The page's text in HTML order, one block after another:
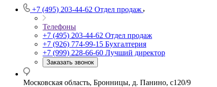
+7 (495) 203-44-62 Отдел продаж
Телефоны
+7 (495) 203-44-62 Отдел продаж
+7 (926) 774-99-15 Бухгалтерия
+7 (999) 228-66-60 Лучший директор
Заказать звонок
Московская область, Бронницы, д. Панино, с120/9